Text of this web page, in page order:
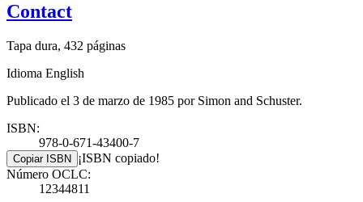
Contact
Tapa dura, 432 páginas
Idioma English
Publicado el 3 de marzo de 1985 por Simon and Schuster.
ISBN:
978-0-671-43400-7
Copiar ISBN
¡ISBN copiado!
Número OCLC:
12344811